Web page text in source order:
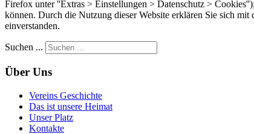
Firefox unter ''Extras > Einstellungen > Datenschutz >
können. Durch die Nutzung dieser Website erklären Sie sich
einverstanden.
Suchen ...
Über Uns
Vereins Geschichte
Das ist unsere Heimat
Unser Platz
Kontakte